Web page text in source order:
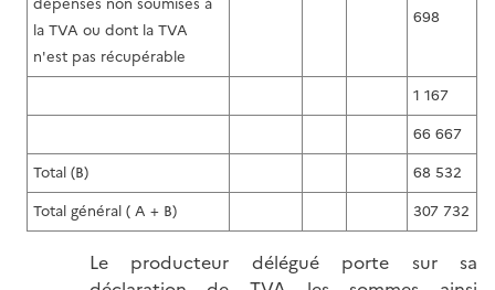
la TVA ou dont la TVA
n'est pas récupérable
698
1 167
66 667
Total (B)
68 532
Total général ( A + B)
307 732
Le producteur délégué porte sur sa